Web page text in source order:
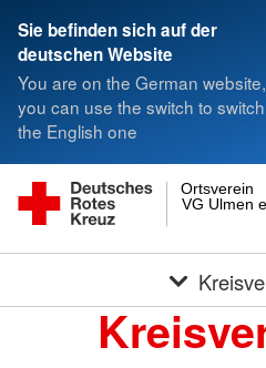
Sie befinden sich auf der
deutschen Website
You are on the German website,
you can use the switch to
the English one
VG Ulmen
Ortsverein